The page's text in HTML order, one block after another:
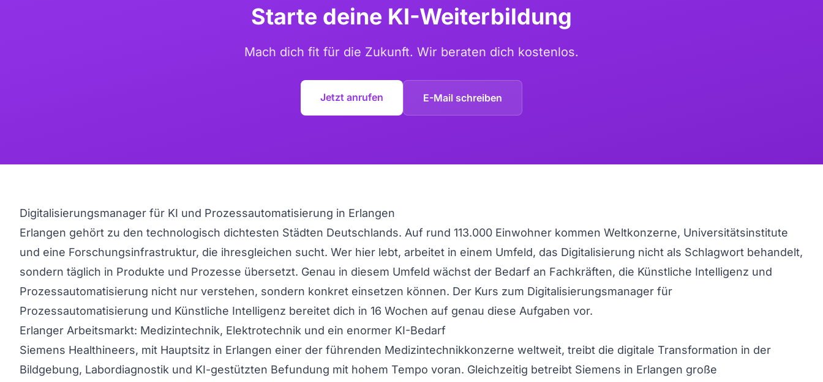
Starte deine KI-Weiterbildung
Mach dich fit für die Zukunft. Wir beraten dich kostenlos.
Jetzt anrufen E-Mail schreiben
Digitalisierungsmanager für KI und Prozessautomatisierung in Erlangen
Erlangen gehört zu den technologisch dichtesten Städten Deutschlands. Auf rund 113.000 Einwohner kommen Weltkonzerne, Universitätsinstitute
und eine Forschungsinfrastruktur, die ihresgleichen sucht. Wer hier lebt, arbeitet in einem Umfeld, das Digitalisierung nicht als Schlagwort behandelt,
sondern täglich in Produkte und Prozesse übersetzt. Genau in diesem Umfeld wächst der Bedarf an Fachkräften, die Künstliche Intelligenz und
Prozessautomatisierung nicht nur verstehen, sondern konkret einsetzen können. Der Kurs zum Digitalisierungsmanager für
Prozessautomatisierung und Künstliche Intelligenz bereitet dich in 16 Wochen auf genau diese Aufgaben vor.
Erlanger Arbeitsmarkt: Medizintechnik, Elektrotechnik und ein enormer KI-Bedarf
Siemens Healthineers, mit Hauptsitz in Erlangen einer der führenden Medizintechnikkonzerne weltweit, treibt die digitale Transformation in der
Bildgebung, Labordiagnostik und KI-gestützten Befundung mit hohem Tempo voran. Gleichzeitig betreibt Siemens in Erlangen große